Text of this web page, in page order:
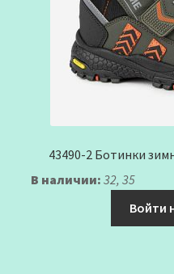
43490-2 Ботинки
В наличии: 32, 35
Войти